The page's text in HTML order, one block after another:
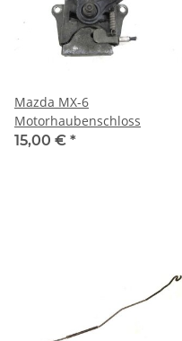
Mazda MX-6
Motorhaubenschloss
15,00 € *